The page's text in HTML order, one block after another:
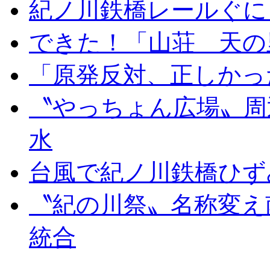
紀ノ川鉄橋レールぐ
できた！「山荘 天の
「原発反対、正しか
〝やっちょん広場〟
水
台風で紀ノ川鉄橋ひ
〝紀の川祭〟名称変
統合